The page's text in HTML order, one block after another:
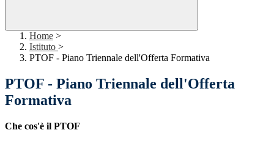
Home >
Istituto >
PTOF - Piano Triennale dell'Offerta Formativa
PTOF - Piano Triennale dell'Offerta
Formativa
Che cos'è il PTOF